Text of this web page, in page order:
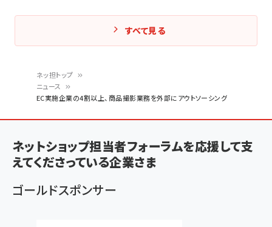
ン
く
ず
ネッ担トップ
ニュース
EC実施企業の4割以上、商品撮影業務を外部にアウトソーシング
すべて見る
ネットショップ担当者フォーラムを応援して支
えてくださっている企業さま
ゴールドスポンサー